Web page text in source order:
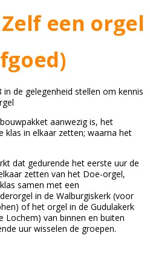
een orgel
de gelegenheid stellen om kennis
aanwezig is, het
klas in elkaar zetten; waarna het
dat gedurende het eerste uur de
zetten van het Doe-orgel,
samen met een
in de Walburgiskerk (voor
of het orgel in de Gudulakerk
Lochem) van binnen en buiten
uur wisselen de groepen.